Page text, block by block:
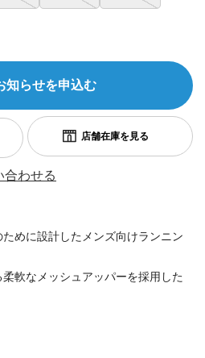
知らせを申込む
合わせる
めに設計したメンズ向けランニン
軟なメッシュアッパーを採用した